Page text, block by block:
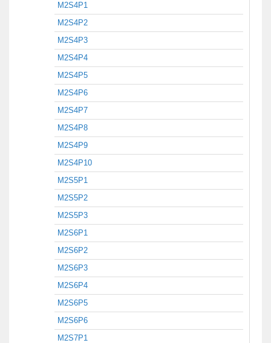
M2S4P1
M2S4P2
M2S4P3
M2S4P4
M2S4P5
M2S4P6
M2S4P7
M2S4P8
M2S4P9
M2S4P10
M2S5P1
M2S5P2
M2S5P3
M2S6P1
M2S6P2
M2S6P3
M2S6P4
M2S6P5
M2S6P6
M2S7P1